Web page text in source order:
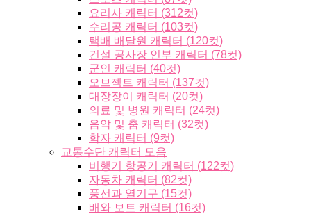
요리사 캐릭터 (312컷)
수리공 캐릭터 (103컷)
택배 배달원 캐릭터 (120컷)
건설 공사장 인부 캐릭터 (78컷)
군인 캐릭터 (40컷)
오브젝트 캐릭터 (137컷)
대장장이 캐릭터 (20컷)
의료 및 병원 캐릭터 (24컷)
음악 및 춤 캐릭터 (32컷)
학자 캐릭터 (9컷)
교통수단 캐릭터 모음
비행기 항공기 캐릭터 (122컷)
자동차 캐릭터 (82컷)
풍선과 열기구 (15컷)
배와 보트 캐릭터 (16컷)